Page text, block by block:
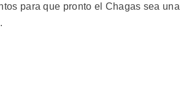
para que pronto el Chagas sea una